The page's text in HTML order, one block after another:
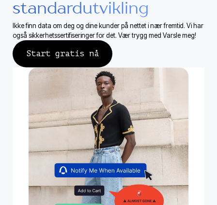
standardutvikling
Ikke finn data om deg og dine kunder på nettet i nær fremtid. Vi har
også sikkerhetssertifiseringer for det. Vær trygg med Varsle meg!
Start gratis nå